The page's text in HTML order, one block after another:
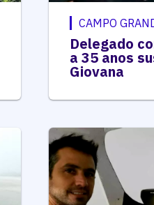
CAMPO
Delegado
a 35 anos
Giovana